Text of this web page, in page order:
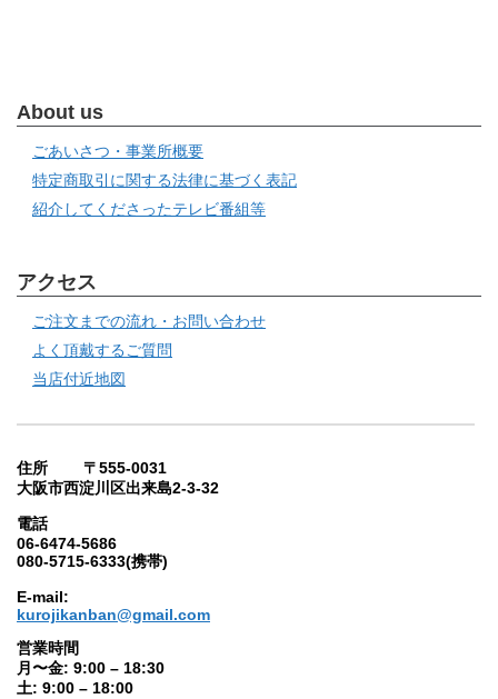
About us
ごあいさつ・事業所概要
特定商取引に関する法律に基づく表記
紹介してくださったテレビ番組等
アクセス
ご注文までの流れ・お問い合わせ
よく頂戴するご質問
当店付近地図
住所 〒555-0031
大阪市西淀川区出来島2-3-32
電話
06-6474-5686
080-5715-6333(携帯)
E-mail:
kurojikanban@gmail.com
営業時間
月〜金: 9:00 – 18:30
土: 9:00 – 18:00